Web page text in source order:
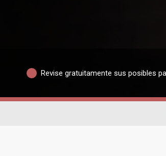
Revise gratuitamente sus posibles